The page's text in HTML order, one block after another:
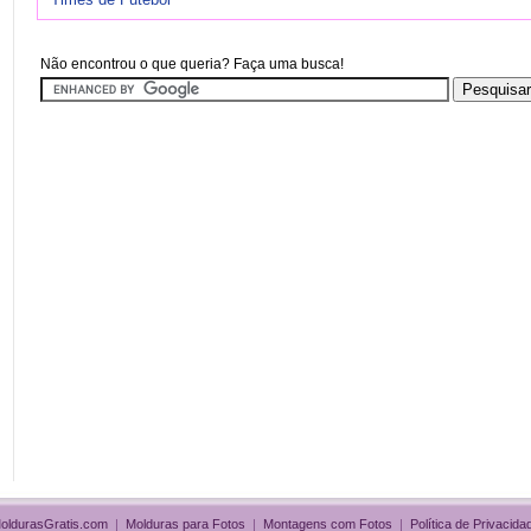
Não encontrou o que queria? Faça uma busca!
| Molduras para Fotos | Montagens com Fotos | Política de